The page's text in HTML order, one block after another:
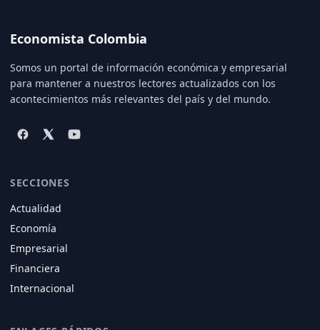
Economista Colombia
Somos un portal de información económica y empresarial
para mantener a nuestros lectores actualizados con los
acontecimientos más relevantes del país y del mundo.
SECCIONES
Actualidad
Economía
Empresarial
Financiera
Internacional